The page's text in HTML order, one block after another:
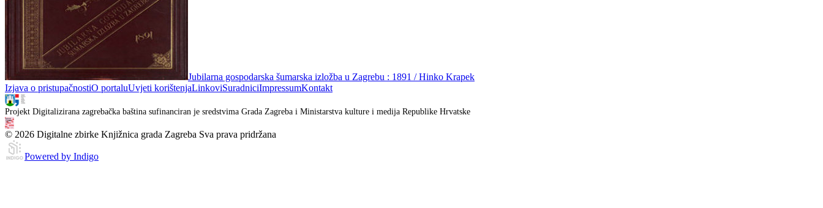
Jubilarna gospodarska šumarska izložba u Zagrebu : 1891 / Hinko Krapek
Izjava o pristupačnostiO portaluUvjeti korištenjaLinkoviSuradniciImpressumKontakt
Projekt Digitalizirana zagrebačka baština sufinanciran je sredstvima Grada Zagreba i Ministarstva kulture i medija Republike Hrvatske
© 2026 Digitalne zbirke Knjižnica grada Zagreba Sva prava pridržana
Powered by Indigo